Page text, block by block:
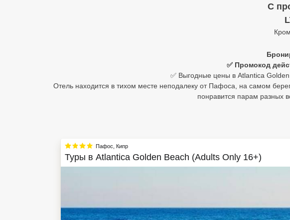
C
✅ Промокод
✅ Выгодные цены в Atlantica
Отель находится в тихом месте неподалеку от Пафоса, на самом
понравится парам разных
Пафос Кипр
Туры в Atlantica Golden Beach (Adults Only 16+)
Северный Гоа